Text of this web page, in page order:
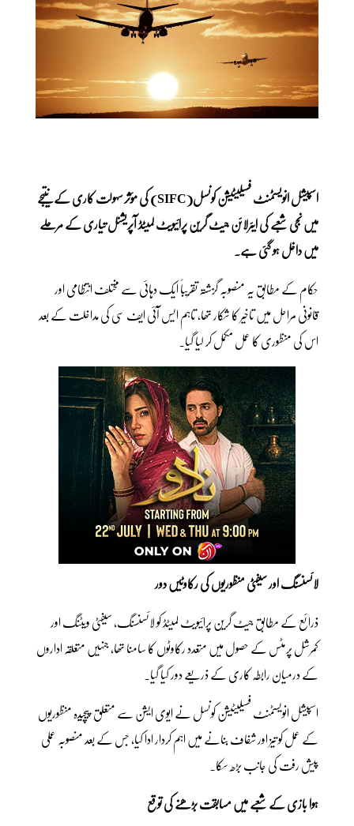
اسپیشل انویسٹمنٹ فسیلیٹیشن کونسل(SIFC) کی مؤثر سہولت کاری کے نتیجے
میں نجی شعبے کی ایئرلائن جیٹ گرین پرائیویٹ لمیٹڈ آپریشنل تیاری کے مرحلے
میں داخل ہو گئی ہے۔
حکام کے مطابق یہ منصوبہ گزشتہ تقریباً ایک دہائی سے مختلف انتظامی اور
قانونی مراحل میں تاخیر کا شکار تھا، تاہم ایس آئی ایف سی کی مداخلت کے بعد
اس کی منظوری کا عمل مکمل کر لیا گیا۔
لائسنسنگ اور سیفٹی منظوریوں کی رکاوٹیں دور
ذرائع کے مطابق جیٹ گرین پرائیویٹ لمیٹڈ کو لائسنسنگ، سیفٹی ویٹنگ اور
کمرشل پرمٹس کے حصول میں متعدد رکاوٹوں کا سامنا تھا، جنہیں متعلقہ اداروں
کے درمیان رابطہ کاری کے ذریعے دور کیا گیا۔
اسپیشل انویسٹمنٹ فسیلیٹیشن کونسل نے ایوی ایشن سے متعلق پیچیدہ منظوریوں
کے عمل کو تیز اور شفاف بنانے میں اہم کردار ادا کیا، جس کے بعد منصوبہ عملی
پیش رفت کی جانب بڑھ سکا۔
ہوا بازی کے شعبے میں مسابقت بڑھنے کی توقع